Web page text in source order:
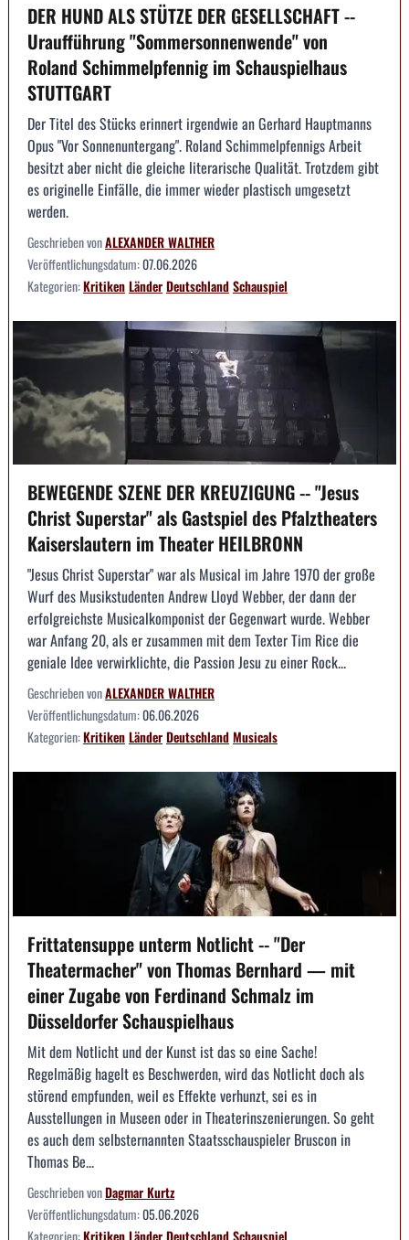
DER HUND ALS STÜTZE DER GESELLSCHAFT --
Uraufführung "Sommersonnenwende" von
Roland Schimmelpfennig im Schauspielhaus
STUTTGART
Der Titel des Stücks erinnert irgendwie an Gerhard Hauptmanns
Opus "Vor Sonnenuntergang". Roland Schimmelpfennigs Arbeit
besitzt aber nicht die gleiche literarische Qualität. Trotzdem gibt
es originelle Einfälle, die immer wieder plastisch umgesetzt
werden.
Geschrieben vonALEXANDER WALTHER
Veröffentlichungsdatum:07.06.2026
Kategorien:KritikenLänderDeutschlandSchauspiel
BEWEGENDE SZENE DER KREUZIGUNG -- "Jesus
Christ Superstar" als Gastspiel des Pfalztheaters
Kaiserslautern im Theater HEILBRONN
"Jesus Christ Superstar" war als Musical im Jahre 1970 der große
Wurf des Musikstudenten Andrew Lloyd Webber, der dann der
erfolgreichste Musicalkomponist der Gegenwart wurde. Webber
war Anfang 20, als er zusammen mit dem Texter Tim Rice die
geniale Idee verwirklichte, die Passion Jesu zu einer Rock...
Geschrieben vonALEXANDER WALTHER
Veröffentlichungsdatum:06.06.2026
Kategorien:KritikenLänderDeutschlandMusicals
Frittatensuppe unterm Notlicht -- "Der
Theatermacher" von Thomas Bernhard — mit
einer Zugabe von Ferdinand Schmalz im
Düsseldorfer Schauspielhaus
Mit dem Notlicht und der Kunst ist das so eine Sache!
Regelmäßig hagelt es Beschwerden, wird das Notlicht doch als
störend empfunden, weil es Effekte verhunzt, sei es in
Ausstellungen in Museen oder in Theaterinszenierungen. So geht
es auch dem selbsternannten Staatsschauspieler Bruscon in
Thomas Be...
Geschrieben vonDagmar Kurtz
Veröffentlichungsdatum:05.06.2026
Kategorien:KritikenLänderDeutschlandSchauspiel